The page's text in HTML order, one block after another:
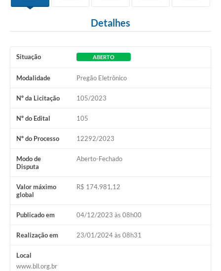
Editais
PROGRAMA DE INCUBAÇÃO DA INCUBADORA DE STARTUPS
INOVA_SÃO MATEUS DO SUL
Solicitação de Remoção 2025/2026: Instituições Escolares
Chamamento Público para Artistas Locais
Projeto Nascente Viva
Agência do Trabalhador
Previdência Complementar
Cadastro para Castração
Telefones Prefeitura Municipal
Feriados Municipais
Imprensa
Detalhes
Situação ABERTO
Modalidade Pregão Eletrônico
Nº da Licitação 105/2023
Nº do Edital 105
Nº do Processo 12292/2023
Modo de
Disputa
Aberto-Fechado
Valor máximo
global
R$ 174.981,12
Publicado em 04/12/2023 às 08h00
Realização em 23/01/2024 às 08h31
Local
www.bll.org.br